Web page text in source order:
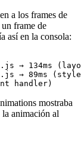
a los frames de
frame de
así en la consola:
→ 134ms
→ 89ms
mostraba
animación al